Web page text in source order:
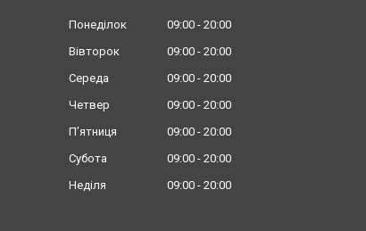
Понеділок 09:00
20:00
Вівторок
09:00
20:00
Середа
09:00
20:00
Четвер
09:00
20:00
Пʼятниця
09:00
20:00
Субота
09:00
20:00
Неділя
09:00 20:00